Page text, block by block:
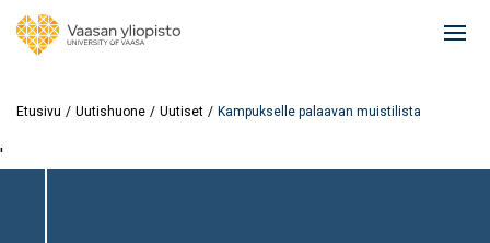
Etusivu Uutishuone Uutiset Kampukselle palaavan muistilista
'